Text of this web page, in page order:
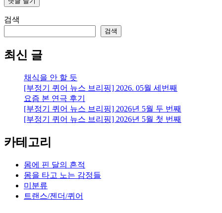
검색
검색
최신 글
채식을 안 할 듯
[부정기 퀴어 뉴스 브리핑] 2026. 05월 세번째
요즘 본 연극 후기
[부정기 퀴어 뉴스 브리핑] 2026년 5월 두 번째
[부정기 퀴어 뉴스 브리핑] 2026년 5월 첫 번째
카테고리
몸에 핀 달의 흔적
몸을 타고 노는 감정들
미분류
트랜스/젠더/퀴어